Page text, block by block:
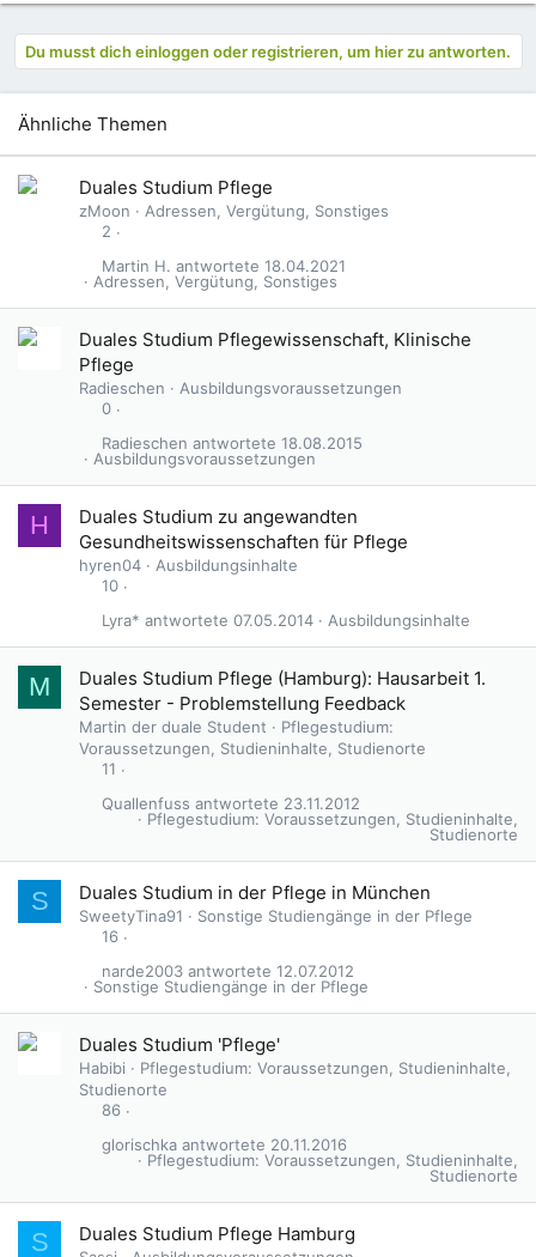
Du musst dich einloggen oder registrieren, um hier zu antworten.
Ähnliche Themen
Duales Studium Pflege
zMoon
Adressen, Vergütung, Sonstiges
2
Adressen, Vergütung, Sonstiges
18.04.2021
Martin H.
Duales Studium Pflegewissenschaft, Klinische
Pflege
Radieschen
Ausbildungsvoraussetzungen
0
Ausbildungsvoraussetzungen
18.08.2015
Radieschen
H
Duales Studium zu angewandten
Gesundheitswissenschaften für Pflege
hyren04
Ausbildungsinhalte
10
Ausbildungsinhalte
07.05.2014
Lyra*
M
Duales Studium Pflege (Hamburg): Hausarbeit 1.
Semester - Problemstellung Feedback
Martin der duale Student
Pflegestudium:
Voraussetzungen, Studieninhalte, Studienorte
11
Pflegestudium: Voraussetzungen, Studieninhalte,
Studienorte
23.11.2012
Quallenfuss
S Duales Studium in der Pflege in München
SweetyTina91
Sonstige Studiengänge in der Pflege
16
Sonstige Studiengänge in der Pflege
12.07.2012
narde2003
Duales Studium 'Pflege'
Habibi
Pflegestudium: Voraussetzungen, Studieninhalte,
Studienorte
86
Pflegestudium: Voraussetzungen, Studieninhalte,
Studienorte
20.11.2016
glorischka
S Duales Studium Pflege Hamburg